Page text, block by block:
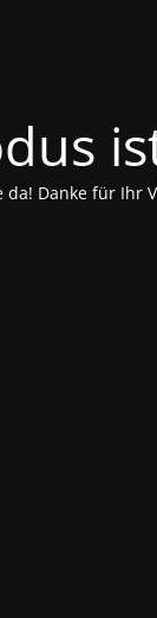
Danke für Ihr